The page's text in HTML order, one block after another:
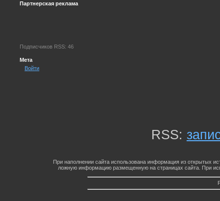
Партнерская реклама
Подписчиков RSS: 46
Мета
Войти
RSS:
При наполнении сайта использована информация из открытых
ложную информацию размещенную на страницах сайта. При